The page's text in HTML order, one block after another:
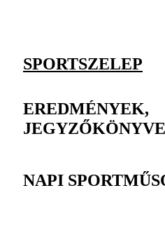
SPORTSZELEP
EREDMÉNYEK,
NAPI